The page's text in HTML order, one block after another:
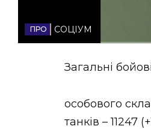
ВІДЕО
СОЦІУМ
Загальні
особового
танків – 11247